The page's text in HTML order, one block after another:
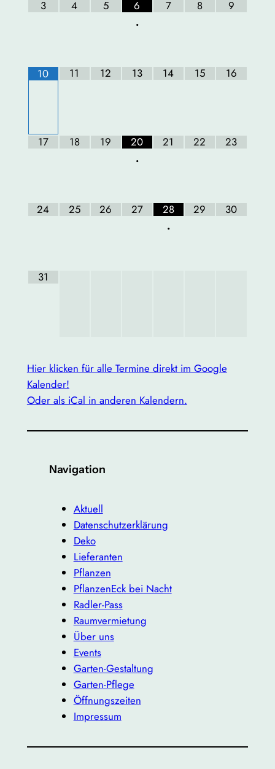
3 4 5
6
•
7 8 9
10 11 12 13 14 15 16
17 18 19
20
•
21 22 23
24 25 26 27
28
•
29 30
31
Hier klicken für alle Termine direkt im Google
Kalender!
Oder als iCal in anderen Kalendern.
Navigation
Aktuell
Datenschutzerklärung
Deko
Lieferanten
Pflanzen
PflanzenEck bei Nacht
Radler-Pass
Raumvermietung
Über uns
Events
Garten-Gestaltung
Garten-Pflege
Öffnungszeiten
Impressum